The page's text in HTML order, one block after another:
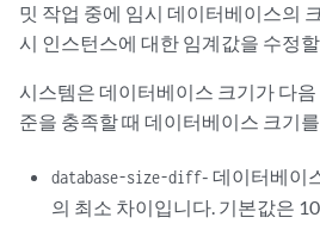
밋 작업 중에 임시 데이터베이스의
시 인스턴스에 대한 임계값을 수정
시스템은 데이터베이스 크기가 다
준을 충족할 때 데이터베이스 크기
database-size-diff- 데이터베이
의 최소 차이입니다. 기본값은